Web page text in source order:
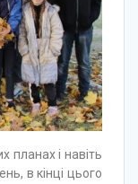
планах і навіть
в кінці цього